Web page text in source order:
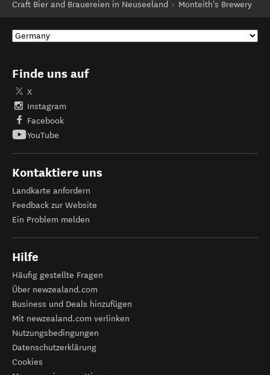
Craft Bier and Brauereien in Neuseeland
Monteith's Brewery
Finde uns auf
X
Instagram
Facebook
YouTube
Kontaktiere uns
Landkarte anfordern
Feedback zur Website
Ein Problem melden
Hilfe
Häufig gestellte Fragen
Über newzealand.com
Business und Deals hinzufügen
Mit newzealand.com verlinken
Nutzungsbedingungen
Datenschutzerklärung
Cookies